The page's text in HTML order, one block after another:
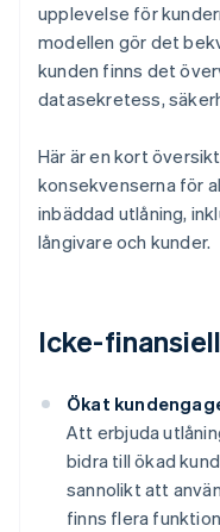
upplevelse för
modellen gör det
kunden finns det
datasekretess,
Här är en kort
konsekvenserna för
inbäddad utlåning,
långivare och kunder.
Icke-
Ökat
Att erbjuda
bidra till ökad
sannolikt att
finns flera